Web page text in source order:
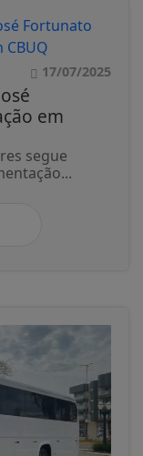
17/07/2025
em
segue